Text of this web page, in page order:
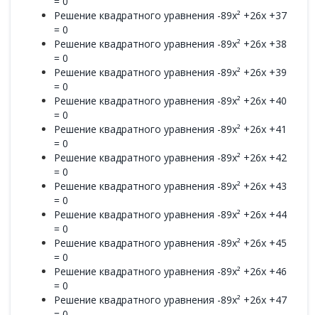
Решение квадратного уравнения -89x² +26x +37
= 0
Решение квадратного уравнения -89x² +26x +38
= 0
Решение квадратного уравнения -89x² +26x +39
= 0
Решение квадратного уравнения -89x² +26x +40
= 0
Решение квадратного уравнения -89x² +26x +41
= 0
Решение квадратного уравнения -89x² +26x +42
= 0
Решение квадратного уравнения -89x² +26x +43
= 0
Решение квадратного уравнения -89x² +26x +44
= 0
Решение квадратного уравнения -89x² +26x +45
= 0
Решение квадратного уравнения -89x² +26x +46
= 0
Решение квадратного уравнения -89x² +26x +47